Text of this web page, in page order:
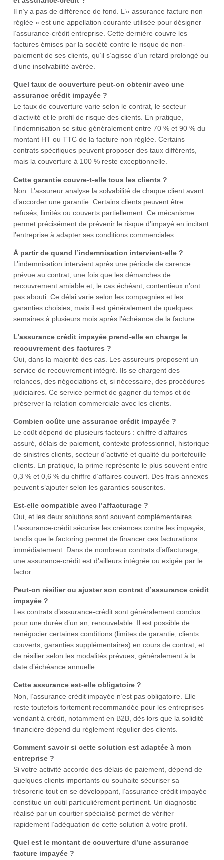
Il n’y a pas de différence de fond. L’« assurance facture non
réglée » est une appellation courante utilisée pour désigner
l’assurance-crédit entreprise. Cette dernière couvre les
factures émises par la société contre le risque de non-
paiement de ses clients, qu’il s’agisse d’un retard prolongé ou
d’une insolvabilité avérée.
Quel taux de couverture peut-on obtenir avec une
assurance crédit impayée ?
Le taux de couverture varie selon le contrat, le secteur
d’activité et le profil de risque des clients. En pratique,
l’indemnisation se situe généralement entre 70 % et 90 % du
montant HT ou TTC de la facture non réglée. Certains
contrats spécifiques peuvent proposer des taux différents,
mais la couverture à 100 % reste exceptionnelle.
Cette garantie couvre-t-elle tous les clients ?
Non. L’assureur analyse la solvabilité de chaque client avant
d’accorder une garantie. Certains clients peuvent être
refusés, limités ou couverts partiellement. Ce mécanisme
permet précisément de prévenir le risque d’impayé en incitant
l’entreprise à adapter ses conditions commerciales.
À partir de quand l’indemnisation intervient-elle ?
L’indemnisation intervient après une période de carence
prévue au contrat, une fois que les démarches de
recouvrement amiable et, le cas échéant, contentieux n’ont
pas abouti. Ce délai varie selon les compagnies et les
garanties choisies, mais il est généralement de quelques
semaines à plusieurs mois après l’échéance de la facture.
L’assurance crédit impayée prend-elle en charge le
recouvrement des factures ?
Oui, dans la majorité des cas. Les assureurs proposent un
service de recouvrement intégré. Ils se chargent des
relances, des négociations et, si nécessaire, des procédures
judiciaires. Ce service permet de gagner du temps et de
préserver la relation commerciale avec les clients.
Combien coûte une assurance crédit impayée ?
Le coût dépend de plusieurs facteurs : chiffre d’affaires
assuré, délais de paiement, contexte professionnel, historique
de sinistres clients, secteur d’activité et qualité du portefeuille
clients. En pratique, la prime représente le plus souvent entre
0,3 % et 0,6 % du chiffre d’affaires couvert. Des frais annexes
peuvent s’ajouter selon les garanties souscrites.
Est-elle compatible avec l’affacturage ?
Oui, et les deux solutions sont souvent complémentaires.
L’assurance-crédit sécurise les créances contre les impayés,
tandis que le factoring permet de financer ces facturations
immédiatement. Dans de nombreux contrats d’affacturage,
une assurance-crédit est d’ailleurs intégrée ou exigée par le
factor.
Peut-on résilier ou ajuster son contrat d’assurance crédit
impayée ?
Les contrats d’assurance-crédit sont généralement conclus
pour une durée d’un an, renouvelable. Il est possible de
renégocier certaines conditions (limites de garantie, clients
couverts, garanties supplémentaires) en cours de contrat, et
de résilier selon les modalités prévues, généralement à la
date d’échéance annuelle.
Cette assurance est-elle obligatoire ?
Non, l’assurance crédit impayée n’est pas obligatoire. Elle
reste toutefois fortement recommandée pour les entreprises
vendant à crédit, notamment en B2B, dès lors que la solidité
financière dépend du règlement régulier des clients.
Comment savoir si cette solution est adaptée à mon
entreprise ?
Si votre activité accorde des délais de paiement, dépend de
quelques clients importants ou souhaite sécuriser sa
trésorerie tout en se développant, l’assurance crédit impayée
constitue un outil particulièrement pertinent. Un diagnostic
réalisé par un courtier spécialisé permet de vérifier
rapidement l’adéquation de cette solution à votre profil.
Quel est le montant de couverture d’une assurance
facture impayée ?